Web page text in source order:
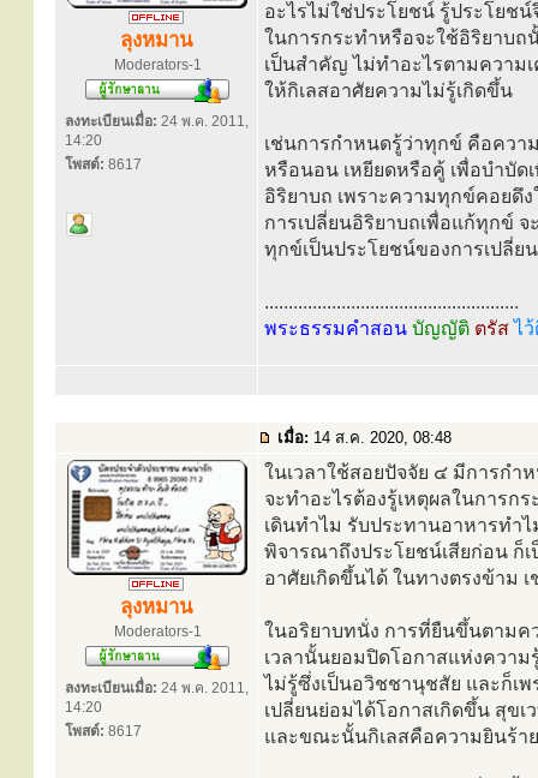
ลุงหมาน
Moderators-1
ลงทะเบียนเมื่อ: 24 พ.ค. 2011,
14:20
โพสต์: 8617
อะไรไม่ใช่ประโยชน์ รู้ประโยช
ในการกระทำหรือจะใช้อิริยาบถ
เป็นสำคัญ ไม่ทำอะไรตามความ
ให้กิเลสอาศัยความไม่รู้เกิดขึ้น
เช่นการกำหนดรู้ว่าทุกข์ คือควา
หรือนอน เหยียดหรือคู้ เพื่อบำบัด
อิริยาบถ เพราะความทุกข์คอยดึ
การเปลี่ยนอิริยาบถเพื่อแก้ทุกข์
ทุกข์เป็นประโยชน์ของการเปลี่ย
.....................................................
พระธรรมคำสอน บัญญัติ ตรัสไ
เมื่อ: 14 ส.ค. 2020, 08:48
ลุงหมาน
Moderators-1
ลงทะเบียนเมื่อ: 24 พ.ค. 2011,
14:20
โพสต์: 8617
ในเวลาใช้สอยปัจจัย ๔ มีการกำ
จะทำอะไรต้องรู้เหตุผลในการก
เดินทำไม รับประทานอาหารทำ
พิจารณาถึงประโยชน์เสียก่อน ก็
อาศัยเกิดขึ้นได้ ในทางตรงข้าม
ในอริยาบทนั่ง การที่ยืนขึ้นตามค
เวลานั้นยอมปิดโอกาสแห่งความ
ไม่รู้ซึ่งเป็นอวิชชานุชสัย และก็เ
เปลี่ยนย่อมได้โอกาสเกิดขึ้น สุข
และขณะนั้นกิเลสคือความยินร้าย